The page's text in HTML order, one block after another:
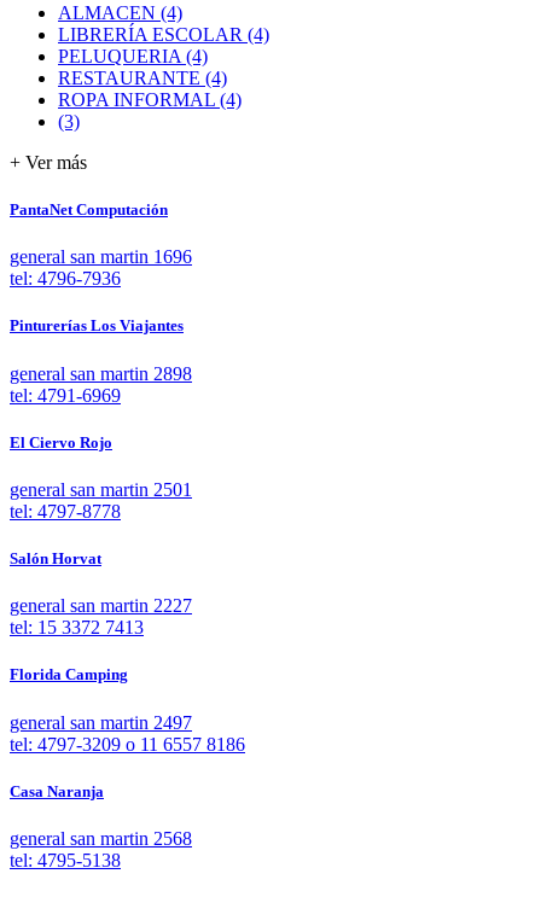
ALMACEN (4)
LIBRERÍA ESCOLAR (4)
PELUQUERIA (4)
RESTAURANTE (4)
ROPA INFORMAL (4)
(3)
+ Ver más
PantaNet Computación
general san martin 1696
tel: 4796-7936
Pinturerías Los Viajantes
general san martin 2898
tel: 4791-6969
El Ciervo Rojo
general san martin 2501
tel: 4797-8778
Salón Horvat
general san martin 2227
tel: 15 3372 7413
Florida Camping
general san martin 2497
tel: 4797-3209 o 11 6557 8186
Casa Naranja
general san martin 2568
tel: 4795-5138